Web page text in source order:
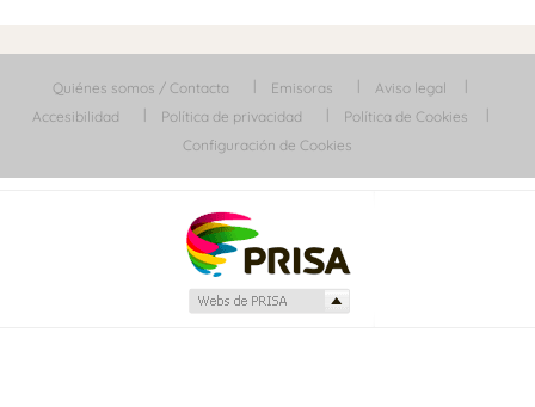
Quiénes somos / Contacta Emisoras
Aviso legal
Accesibilidad
Política de privacidad
Política de Cookies
Configuración de Cookies